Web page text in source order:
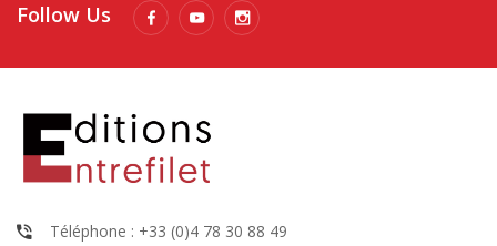
Follow Us
Téléphone : +33 (0)4 78 30 88 49